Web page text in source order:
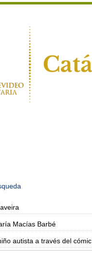
Macías Barbé
autista a través del cómic